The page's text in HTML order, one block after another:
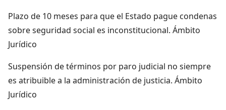
Plazo de 10 meses para que el Estado pague condenas
sobre seguridad social es inconstitucional. Ámbito
Jurídico
Suspensión de términos por paro judicial no siempre
es atribuible a la administración de justicia. Ámbito
Jurídico